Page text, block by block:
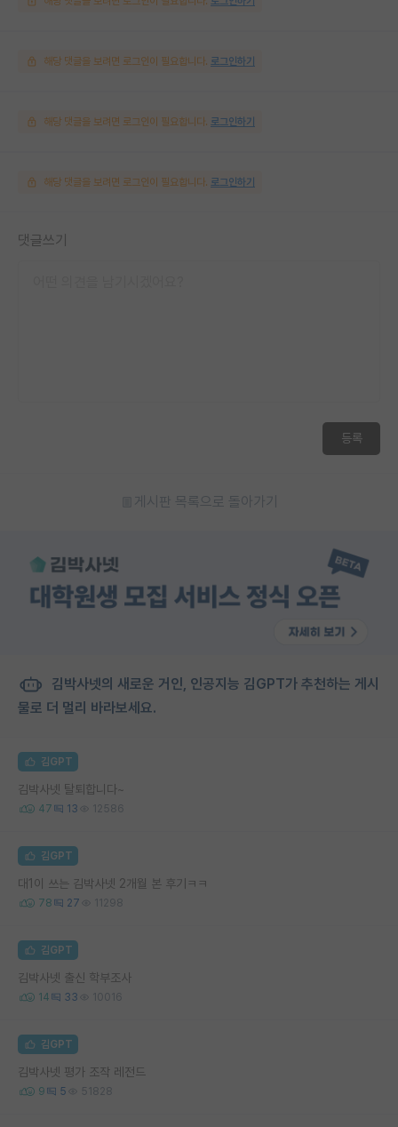
해당 댓글을 보려면 로그인이 필요합니다. 로그인하기
해당 댓글을 보려면 로그인이 필요합니다. 로그인하기
해당 댓글을 보려면 로그인이 필요합니다. 로그인하기
댓글쓰기
등록
게시판 목록으로 돌아가기
김박사넷의 새로운 거인, 인공지능 김GPT가 추천하는 게시
물로 더 멀리 바라보세요.
김GPT
김박사넷 탈퇴합니다~
47 13 12586
김GPT
대1이 쓰는 김박사넷 2개월 본 후기ㅋㅋ
78 27 11298
김GPT
김박사넷 출신 학부조사
14 33 10016
김GPT
김박사넷 평가 조작 레전드
9 5 51828